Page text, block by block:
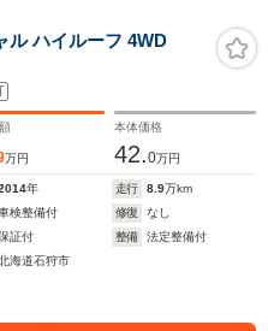
ハイルーフ 4WD
万円
本体価格
42.0万円
年 走行 8.9万km
検整備付 修復
なし
証付 整備
法定整備付
海道石狩市